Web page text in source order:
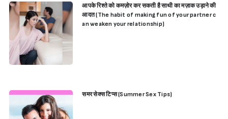
आपके रिश्ते को कमज़ोर कर सकती है साथी का मज़ाक उड़ाने की
आदत (The habit of making fun of your partner c
an weaken your relationship)
समर सेक्स टिप्स (Summer Sex Tips)